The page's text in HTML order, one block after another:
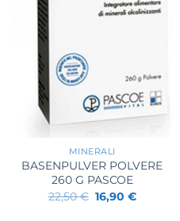
MINERALI
BASENPULVER POLVERE
260 G PASCOE
22,50€ Il
prezzo
16,90 €Il